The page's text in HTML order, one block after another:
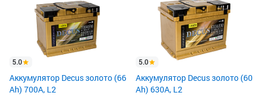
5.0
Аккумулятор Decus золото (66
Ah) 700A, L2
5.0
Аккумулятор Decus золото (60
Ah) 630A, L2